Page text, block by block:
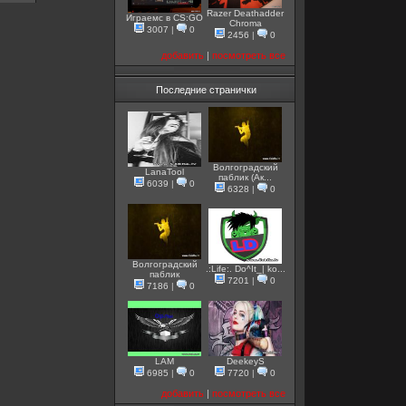
Играемс в CS:GO
3007 | 0
Razer Deathadder
Chroma
2456 | 0
добавить | посмотреть все
Последние странички
LanaTool
6039 | 0
Волгоградский
паблик (Ак...
6328 | 0
Волгоградский
паблик
7186 | 0
.:Life:. Do^It_| ko...
7201 | 0
LAM
6985 | 0
DeekeyS
7720 | 0
добавить | посмотреть все